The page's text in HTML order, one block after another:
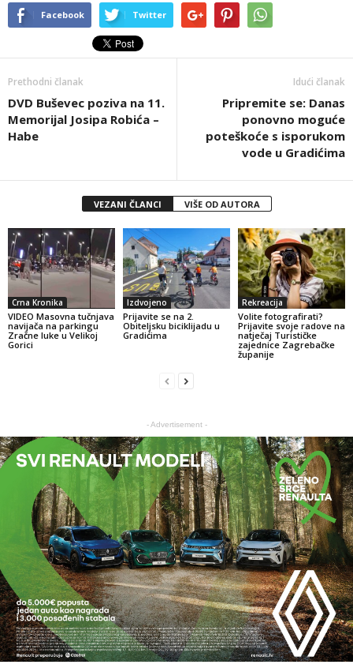
Facebook Twitter
Prethodni članak
DVD Buševec poziva na 11.
Memorijal Josipa Robića –
Habe
Idući članak
Pripremite se: Danas
ponovno moguće
poteškoće s isporukom
vode u Gradićima
VEZANI ČLANCI VIŠE OD AUTORA
Crna Kronika
VIDEO Masovna tučnjava
navijača na parkingu
Zračne luke u Velikoj
Gorici
Izdvojeno
Prijavite se na 2.
Obiteljsku biciklijadu u
Gradićima
Rekreacija
Volite fotografirati?
Prijavite svoje radove na
natječaj Turističke
zajednice Zagrebačke
županije
- Advertisement -